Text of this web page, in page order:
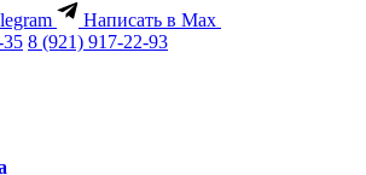
Написать в Max
35 8 (921) 917-22-93